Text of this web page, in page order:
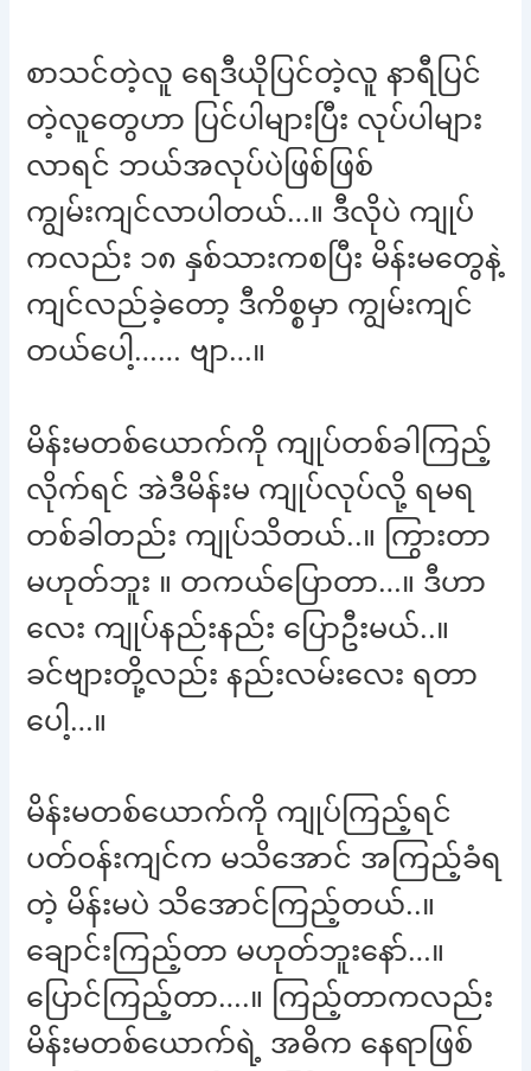
စာသင်တဲ့လူ ရေဒီယိုပြင်တဲ့လူ နာရီပြင်
တဲ့လူတွေဟာ ပြင်ပါများပြီး လုပ်ပါများ
လာရင် ဘယ်အလုပ်ပဲဖြစ်ဖြစ်
ကျွမ်းကျင်လာပါတယ်…။ ဒီလိုပဲ ကျုပ်
ကလည်း ၁၈ နှစ်သားကစပြီး မိန်းမတွေနဲ့
ကျင်လည်ခဲ့တော့ ဒီကိစ္စမှာ ကျွမ်းကျင်
တယ်ပေါ့…… ဗျာ…။
မိန်းမတစ်ယောက်ကို ကျုပ်တစ်ခါကြည့်
လိုက်ရင် အဲဒီမိန်းမ ကျုပ်လုပ်လို့ ရမရ
တစ်ခါတည်း ကျုပ်သိတယ်..။ ကြွားတာ
မဟုတ်ဘူး ။ တကယ်ပြောတာ…။ ဒီဟာ
လေး ကျုပ်နည်းနည်း ပြောဦးမယ်..။
ခင်ဗျားတို့လည်း နည်းလမ်းလေး ရတာ
ပေါ့…။
မိန်းမတစ်ယောက်ကို ကျုပ်ကြည့်ရင်
ပတ်ဝန်းကျင်က မသိအောင် အကြည့်ခံရ
တဲ့ မိန်းမပဲ သိအောင်ကြည့်တယ်..။
ချောင်းကြည့်တာ မဟုတ်ဘူးနော်…။
ပြောင်ကြည့်တာ….။ ကြည့်တာကလည်း
မိန်းမတစ်ယောက်ရဲ့ အဓိက နေရာဖြစ်